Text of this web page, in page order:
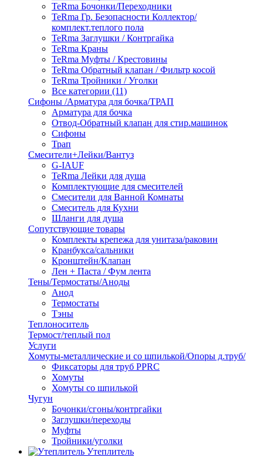
TeRma Бочонки/Переходники
TeRma Гр. Безопасности Коллектор/
комплект.теплого пола
TeRma Заглушки / Контргайка
TeRma Краны
TeRma Муфты / Крестовины
TeRma Обратный клапан / Фильтр косой
TeRma Тройники / Уголки
Все категории (11)
Сифоны /Арматура для бочка/ТРАП
Арматура для бочка
Отвод-Обратный клапан для стир.машинок
Сифоны
Трап
Смесители+Лейки/Вантуз
G-IAUF
TeRma Лейки для душа
Комплектующие для смесителей
Смесители для Ванной Комнаты
Смеситель для Кухни
Шланги для душа
Сопутствующие товары
Комплекты крепежа для унитаза/раковин
Кранбукса/сальники
Кронштейн/Клапан
Лен + Паста / Фум лента
Тены/Термостаты/Аноды
Анод
Термостаты
Тэны
Теплоноситель
Термост/теплый пол
Услуги
Хомуты-металлические и со шпилькой/Опоры д.труб/
Фиксаторы для труб PPRC
Хомуты
Хомуты со шпилькой
Чугун
Бочонки/сгоны/контргайки
Заглушки/переходы
Муфты
Тройники/уголки
Утеплитель